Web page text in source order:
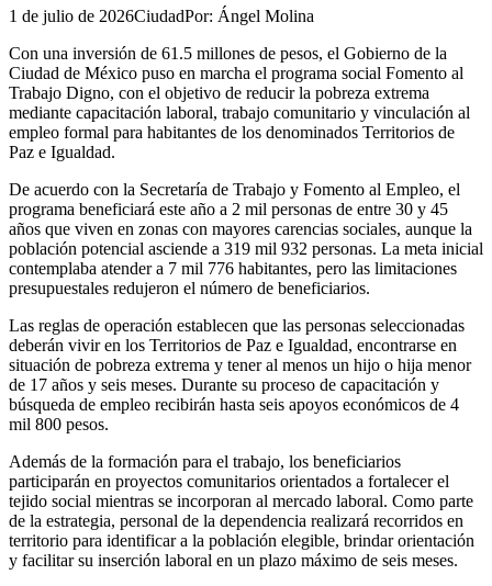
1 de julio de 2026CiudadPor: Ángel Molina
Con una inversión de 61.5 millones de pesos, el Gobierno de la
Ciudad de México puso en marcha el programa social Fomento al
Trabajo Digno, con el objetivo de reducir la pobreza extrema
mediante capacitación laboral, trabajo comunitario y vinculación al
empleo formal para habitantes de los denominados Territorios de
Paz e Igualdad.
De acuerdo con la Secretaría de Trabajo y Fomento al Empleo, el
programa beneficiará este año a 2 mil personas de entre 30 y 45
años que viven en zonas con mayores carencias sociales, aunque la
población potencial asciende a 319 mil 932 personas. La meta inicial
contemplaba atender a 7 mil 776 habitantes, pero las limitaciones
presupuestales redujeron el número de beneficiarios.
Las reglas de operación establecen que las personas seleccionadas
deberán vivir en los Territorios de Paz e Igualdad, encontrarse en
situación de pobreza extrema y tener al menos un hijo o hija menor
de 17 años y seis meses. Durante su proceso de capacitación y
búsqueda de empleo recibirán hasta seis apoyos económicos de 4
mil 800 pesos.
Además de la formación para el trabajo, los beneficiarios
participarán en proyectos comunitarios orientados a fortalecer el
tejido social mientras se incorporan al mercado laboral. Como parte
de la estrategia, personal de la dependencia realizará recorridos en
territorio para identificar a la población elegible, brindar orientación
y facilitar su inserción laboral en un plazo máximo de seis meses.